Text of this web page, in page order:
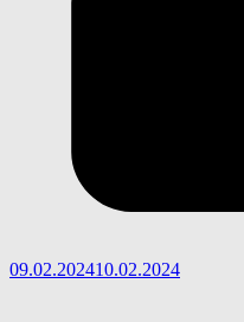
09.02.202410.02.2024